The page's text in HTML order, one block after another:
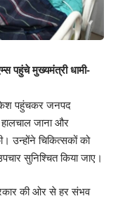
पहुंचे मुख्यमंत्री धामी-
पहुंचकर जनपद
हालचाल जाना और
उन्होंने चिकित्सकों को
सुनिश्चित किया जाए।
की ओर से हर संभव